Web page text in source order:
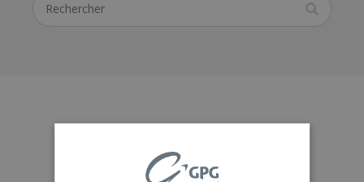
Qui sommes-nous ?